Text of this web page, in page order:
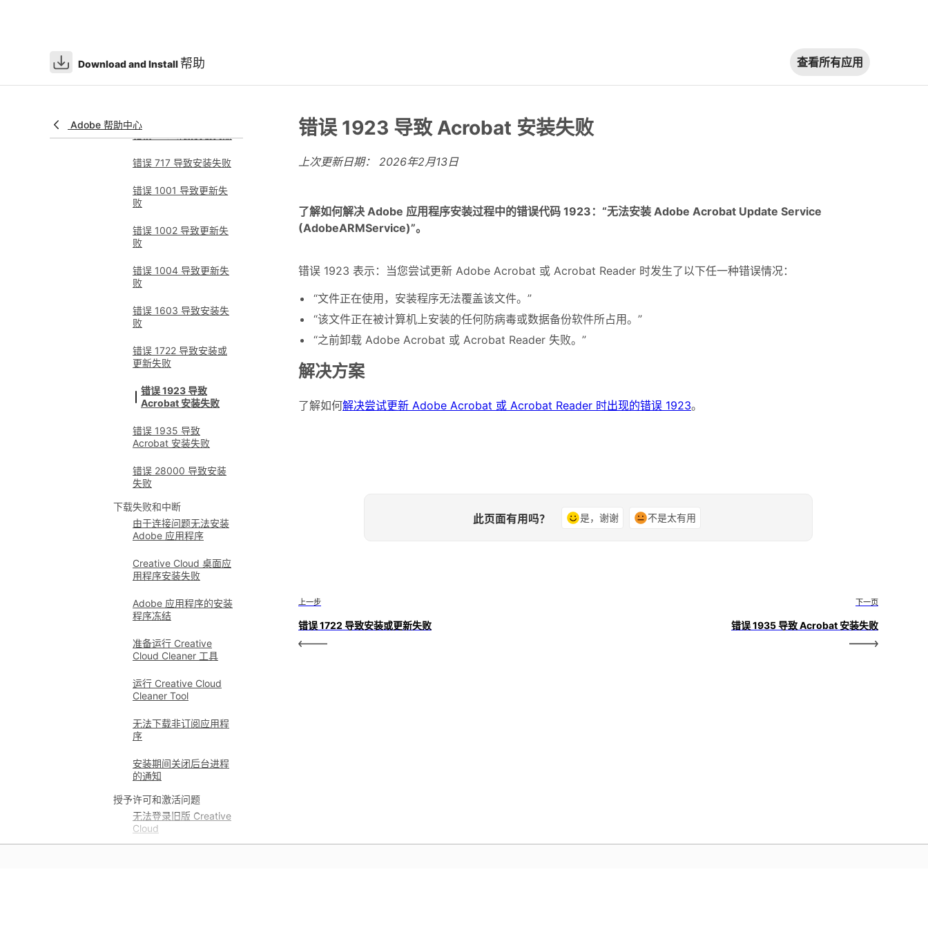
Download and Install 帮助 查看所有应用
Adobe 帮助中心
错误 702 导致在
错误 713 导致安装失败
错误 717 导致安装失败
错误 1001 导致更新失
败
错误 1002 导致更新失
败
错误 1004 导致更新失
败
错误 1603 导致安装失
败
错误 1722 导致安装或
更新失败
错误 1923 导致
Acrobat 安装失败
错误 1935 导致
Acrobat 安装失败
错误 28000 导致安装
失败
下载失败和中断
由于连接问题无法安装
Adobe 应用程序
Creative Cloud 桌面应
用程序安装失败
Adobe 应用程序的安装
程序冻结
准备运行 Creative
Cloud Cleaner 工具
运行 Creative Cloud
Cleaner Tool
无法下载非订阅应用程
序
安装期间关闭后台进程
的通知
授予许可和激活问题
无法登录旧版 Creative
Cloud
错误 1923 导致 Acrobat 安装失败
上次更新日期： 2026年2月13日
了解如何解决 Adobe 应用程序安装过程中的错误代码 1923：“无法安装 Adobe Acrobat Update Service
(AdobeARMService)”。
错误 1923 表示：当您尝试更新 Adobe Acrobat 或 Acrobat Reader 时发生了以下任一种错误情况：
“文件正在使用，安装程序无法覆盖该文件。”
“该文件正在被计算机上安装的任何防病毒或数据备份软件所占用。”
“之前卸载 Adobe Acrobat 或 Acrobat Reader 失败。”
解决方案
了解如何解决尝试更新 Adobe Acrobat 或 Acrobat Reader 时出现的错误 1923。
此页面有用吗？ 是，谢谢 不是太有用
上一步
错误 1722 导致安装或更新失败
下一页
错误 1935 导致 Acrobat 安装失败